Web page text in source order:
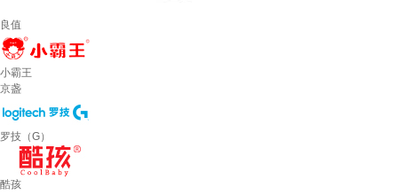
良值
小霸王
京盏
罗技（G）
酷孩